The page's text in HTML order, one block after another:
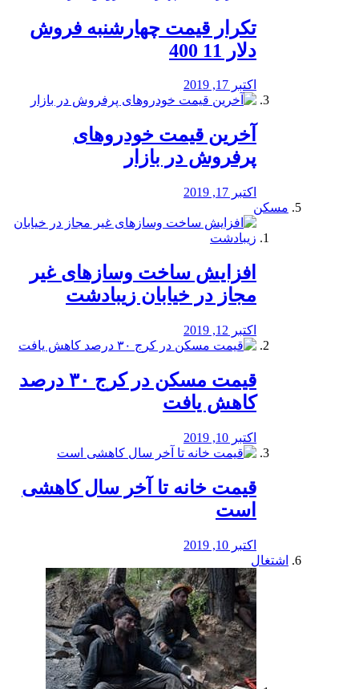
تکرار قیمت چهارشنبه فروش
دلار 11 400
اکتبر 17, 2019
آخرین قیمت خودرو‌های
پرفروش در بازار
اکتبر 17, 2019
مسکن
افزایش ساخت وسازهای غیر
مجاز در خیابان زیبادشت
اکتبر 12, 2019
️قیمت مسکن در کرج ۳۰ درصد
کاهش یافت
اکتبر 10, 2019
قیمت خانه تا آخر سال کاهشی
است
اکتبر 10, 2019
اشتغال